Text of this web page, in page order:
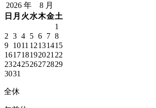
2026 年 8 月
日 月 火水木金土
1
2 3 4 5 6 7 8
9 1011 12131415
161718192021 22
23242526272829
3031
全休